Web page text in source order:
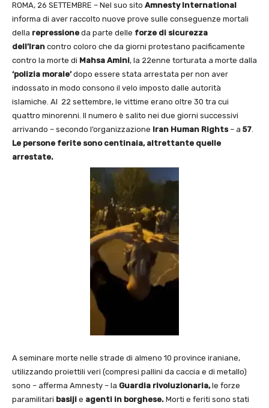
ROMA, 26 SETTEMBRE – Nel suo sito Amnesty International
informa di aver raccolto nuove prove sulle conseguenze mortali
della repressione da parte delle forze di sicurezza
dell’Iran contro coloro che da giorni protestano pacificamente
contro la morte di Mahsa Amini, la 22enne torturata a morte dalla
‘polizia morale’dopo essere stata arrestata per non aver
indossato in modo consono il velo imposto dalle autorità
islamiche. Al 22 settembre, le vittime erano oltre 30 tra cui
quattro minorenni. Il numero è salito nei due giorni successivi
arrivando – secondo l’organizzazione Iran Human Rights– a 57.
Le persone ferite sono centinaia, altrettante quelle
arrestate.
A seminare morte nelle strade di almeno 10 province iraniane,
utilizzando proiettili veri (compresi pallini da caccia e di metallo)
sono – afferma Amnesty – la Guardia rivoluzionaria,le forze
paramilitari basiji e agenti in borghese. Morti e feriti sono stati